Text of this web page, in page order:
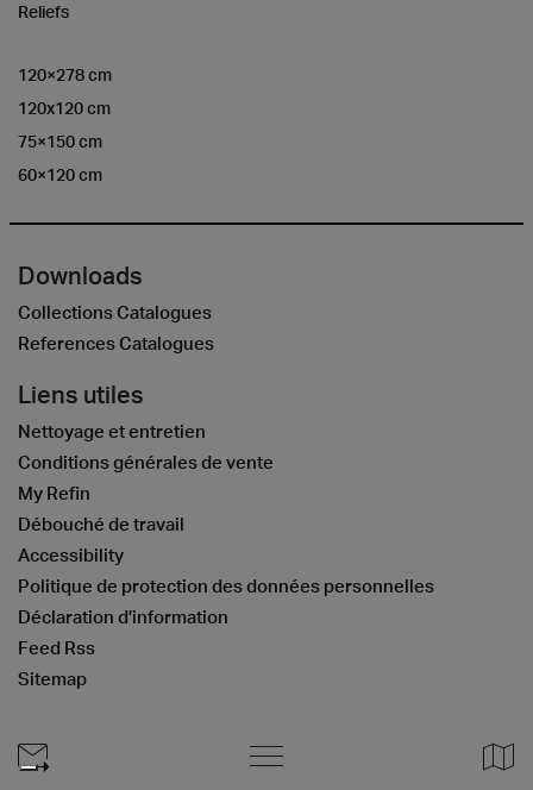
Reliefs
120×278 cm
120x120 cm
75×150 cm
60×120 cm
Downloads
Collections Catalogues
References Catalogues
Liens utiles
Nettoyage et entretien
Conditions générales de vente
My Refin
Débouché de travail
Accessibility
Politique de protection des données personnelles
Déclaration d’information
Feed Rss
Sitemap
Suivez nous sur